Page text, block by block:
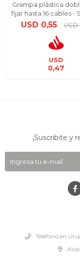
Grampa plástica
fijar hasta 16 cables -
USD 0,55 USD
USD
0,47
Teléfono en
¡Suscribite y
